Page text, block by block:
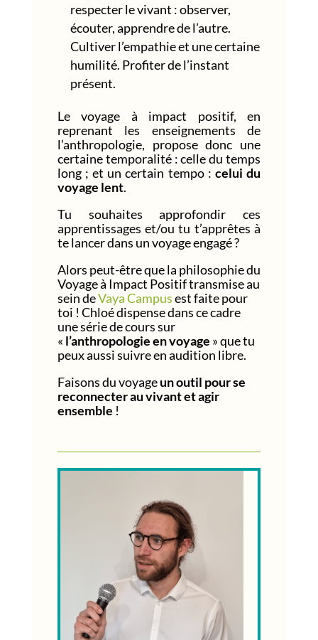
respecter le vivant : observer,
écouter, apprendre de l’autre.
Cultiver l’empathie et une certaine
humilité. Profiter de l’instant
présent.
Le voyage à impact positif, en
reprenant les enseignements de
l’anthropologie, propose donc une
certaine temporalité : celle du temps
long ; et un certain tempo :celui du
voyage lent.
Tu souhaites approfondir ces
apprentissages et/ou tu t’apprêtes à
te lancer dans un voyage engagé ?
Alors peut-être que la philosophie du
Voyage à Impact Positif transmise au
sein deVaya Campusest faite pour
toi ! Chloé dispense dans ce cadre
une série de cours sur
« l’anthropologie en voyage » que tu
peux aussi suivre en audition libre.
Faisons du voyageun outil pour se
reconnecter au vivant et agir
ensemble !